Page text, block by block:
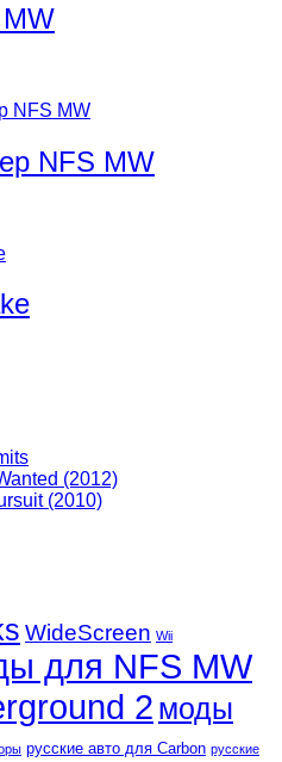
NFS MW
(2012)
(2010)
WideScreen Wii
для NFS MW
2 моды
русские авто для Carbon русские